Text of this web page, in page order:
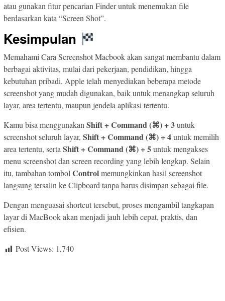
atau gunakan fitur pencarian Finder untuk menemukan file
berdasarkan kata “Screen Shot”.
Kesimpulan
Memahami Cara Screenshot Macbook akan sangat membantu dalam
berbagai aktivitas, mulai dari pekerjaan, pendidikan, hingga
kebutuhan pribadi. Apple telah menyediakan beberapa metode
screenshot yang mudah digunakan, baik untuk menangkap seluruh
layar, area tertentu, maupun jendela aplikasi tertentu.
Kamu bisa menggunakan Shift + Command (⌘) + 3untuk
screenshot seluruh layar, Shift + Command (⌘) + 4untuk memilih
area tertentu, serta Shift + Command (⌘) + 5untuk mengakses
menu screenshot dan screen recording yang lebih lengkap. Selain
itu, tambahan tombol Controlmemungkinkan hasil screenshot
langsung tersalin ke Clipboard tanpa harus disimpan sebagai file.
Dengan menguasai shortcut tersebut, proses mengambil tangkapan
layar di MacBook akan menjadi jauh lebih cepat, praktis, dan
efisien.
Post Views: 1,740